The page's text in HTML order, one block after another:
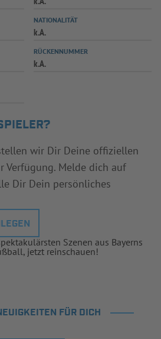
SPIELPLUS
NATIONALITÄT
k.A.
RÜCKENNUMMER
k.A.
wir Dir Deine offiziellen
Verfügung. Melde dich auf
Dir Dein persönliches
Szenen aus Bayerns
jetzt reinschauen!
FÜR DICH